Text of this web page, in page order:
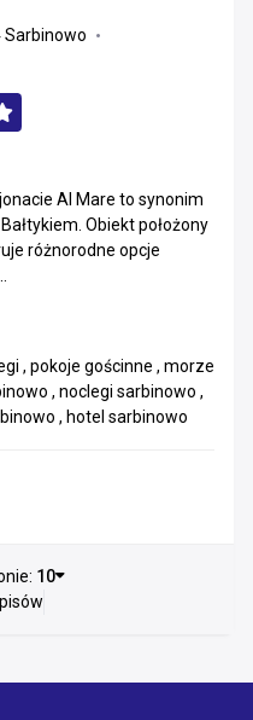
zwierząt
Sarbinowo
Al Mare to synonim
Obiekt położony
różnorodne opcje
, pokoje gościnne , morze
, noclegi sarbinowo ,
, hotel sarbinowo
10